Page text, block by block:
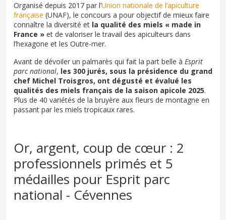
Organisé depuis 2017 par l’Union nationale de l’apiculture
française (UNAF), le concours a pour objectif de mieux faire
connaître la diversité et la qualité des miels « made in
France » et de valoriser le travail des apiculteurs dans
l’hexagone et les Outre-mer.
Avant de dévoiler un palmarès qui fait la part belle à Esprit
parc national, les 300 jurés, sous la présidence du grand
chef Michel Troisgros, ont dégusté et évalué les
qualités des miels français de la saison apicole 2025.
Plus de 40 variétés de la bruyère aux fleurs de montagne en
passant par les miels tropicaux rares.
Or, argent, coup de cœur : 2
professionnels primés et 5
médailles pour Esprit parc
national - Cévennes